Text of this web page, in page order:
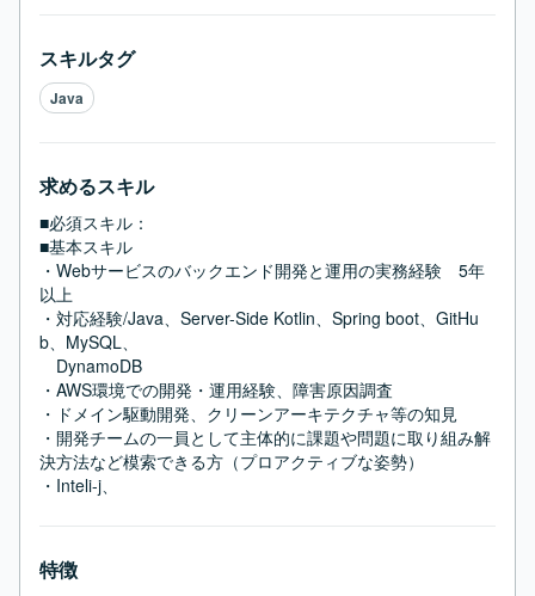
スキルタグ
Java
求めるスキル
■必須スキル：
■基本スキル
・Webサービスのバックエンド開発と運用の実務経験　5年
以上
・対応経験/Java、Server-Side Kotlin、Spring boot、GitHu
b、MySQL、
DynamoDB
・AWS環境での開発・運用経験、障害原因調査
・ドメイン駆動開発、クリーンアーキテクチャ等の知見
・開発チームの一員として主体的に課題や問題に取り組み解
決方法など模索できる方（プロアクティブな姿勢）
・Inteli-j、
特徴